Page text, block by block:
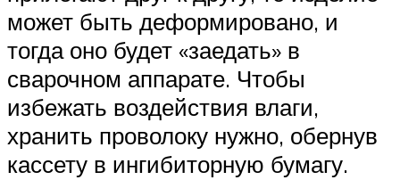
может быть деформировано, и
тогда оно будет «заедать» в
сварочном аппарате. Чтобы
избежать воздействия влаги,
хранить проволоку нужно, обернув
кассету в ингибиторную бумагу.